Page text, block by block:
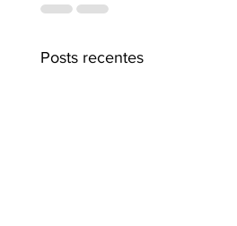
Posts recentes